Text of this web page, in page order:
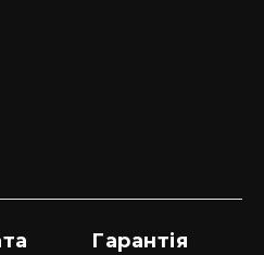
Гарантія